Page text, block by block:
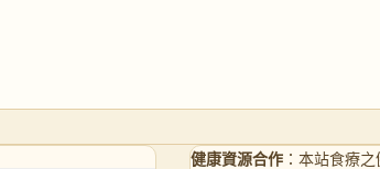
健康資源合作 ：本站食療